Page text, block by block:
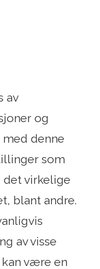
av
og
denne
som
det virkelige
blant andre.
av visse
være en